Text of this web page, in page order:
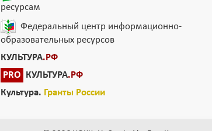
ресурсам
Федеральный центр информационно-
образовательных ресурсов
КУЛЬТУРА.РФ
PRO
КУЛЬТУРА.РФ
Культура. Гранты России